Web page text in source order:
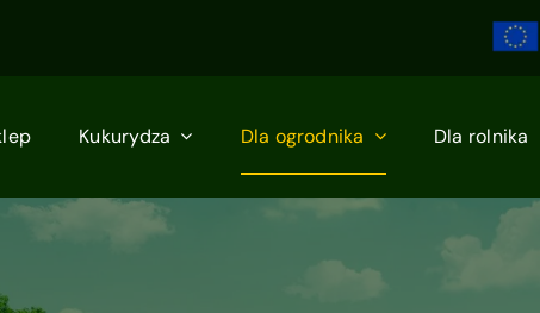
Kukurydza Dla ogrodnika Dla rolnika